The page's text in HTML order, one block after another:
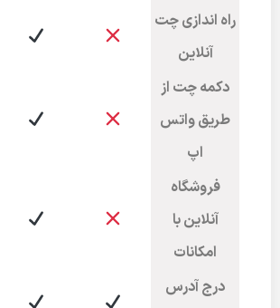
راه اندازی چت
آنلاین
دکمه چت از
طریق واتس
اپ
فروشگاه
آنلاین با
امکانات
درج آدرس